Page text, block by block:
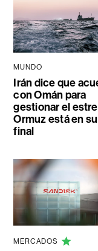
MUNDO
Irán dice que
con Omán para
gestionar el
Ormuz está en
final
MERCADOS